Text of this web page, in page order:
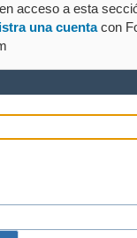
acceso a esta
una cuentacon